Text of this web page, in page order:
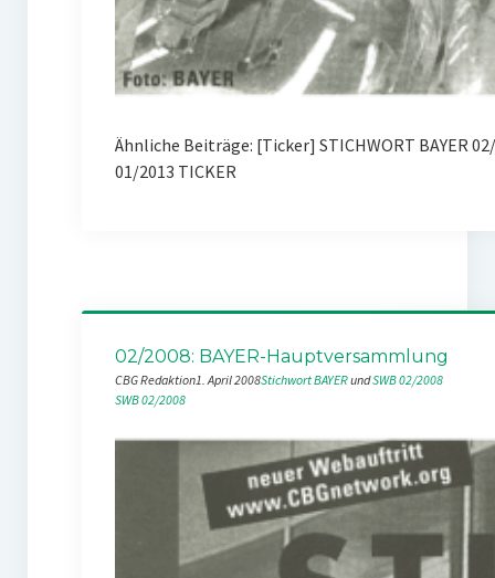
Ähnliche Beiträge: [Ticker] STICHWORT BAYER
01/2013 TICKER
02/2008: BAYER-Hauptversammlung
CBG Redaktion1. April 2008Stichwort BAYER und SWB 02/2008
SWB 02/2008